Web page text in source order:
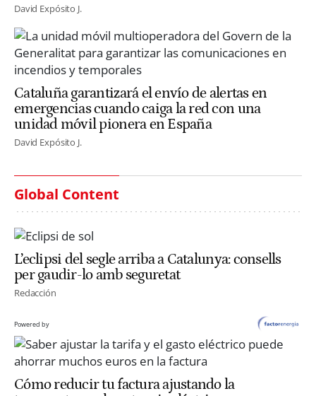
David Expósito J.
Cataluña garantizará el envío de alertas en
emergencias cuando caiga la red con una
unidad móvil pionera en España
David Expósito J.
Global Content
L’eclipsi del segle arriba a Catalunya: consells
per gaudir-lo amb seguretat
Redacción
Powered by
Cómo reducir tu factura ajustando la